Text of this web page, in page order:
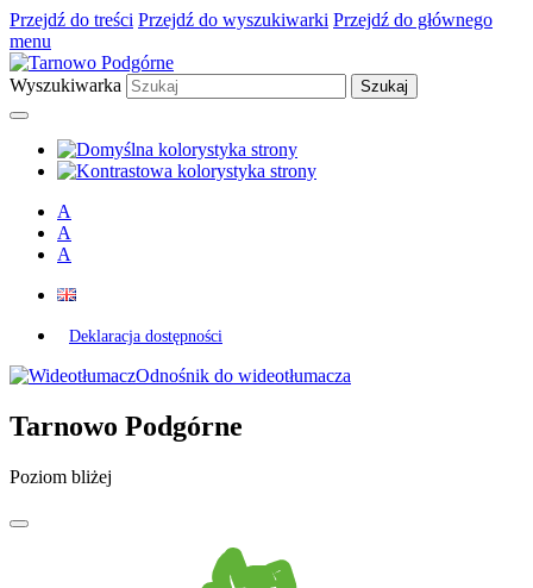
Przejdź do treści Przejdź do wyszukiwarki Przejdź do głównego
menu
Wyszukiwarka
A
A
A
Deklaracja dostępności
Odnośnik do wideotłumacza
Tarnowo Podgórne
Poziom bliżej